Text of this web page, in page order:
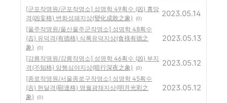
[군포작명원/군포작명소] 성명학 49획수 (凶) 흉망
격(凶妄格) 변화성패지상(變化成敗之象)
(0)
2023.05.14
[울주작명원/울산울주군작명소] 성명학 48획수
(吉) 유덕격(有德格) 식록유덕지상(食祿有德之
象)
(0)
2023.05.13
[강릉작명원/강릉작명소] 성명학 46획수 (凶) 부지
격(不知格) 암행심야지상(暗行深夜之象)
(0)
2023.05.12
[종로작명원/서울종로구작명소] 성명학 45획수
(吉) 현달격(顯達格) 명월광채지상(明月光彩之
象)
(0)
2023.05.12